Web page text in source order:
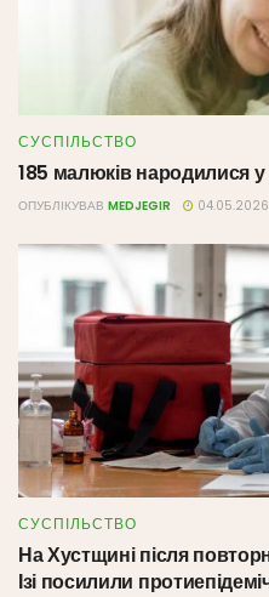
СУСПІЛЬСТВО
185 малюків народилися у
ОПУБЛІКУВАВ MEDJEGIR 04.05.2026
СУСПІЛЬСТВО
На Хустщині після
Ізі посилили